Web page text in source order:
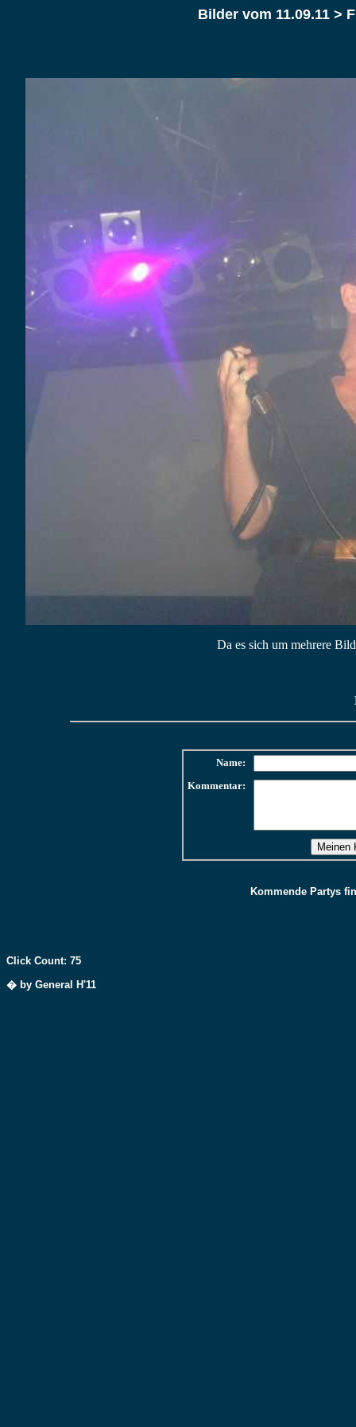
Bilder vom 11.09.11 >
Da es sich um mehrere
Name:
Kommentar:
Kommende Partys
Click Count: 75
� by General H'11